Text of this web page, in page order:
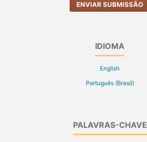
ENVIAR SUBMISSÃO
IDIOMA
English
Português (Brasil)
PALAVRAS-CHAVE